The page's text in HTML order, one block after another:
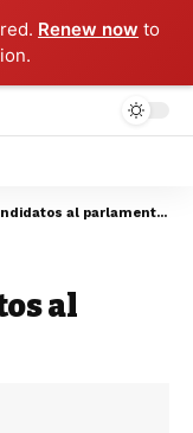
Renew now to
al parlamento?
al